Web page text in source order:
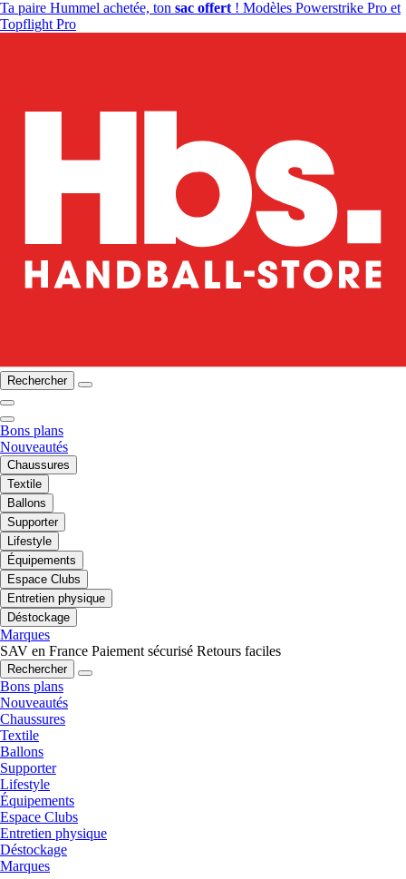
Ta paire Hummel achetée, ton sac offert ! Modèles Powerstrike Pro et
Topflight Pro
Rechercher
Bons plans
Nouveautés
Chaussures
Textile
Ballons
Supporter
Lifestyle
Équipements
Espace Clubs
Entretien physique
Déstockage
Marques
SAV en France Paiement sécurisé Retours faciles
Rechercher
Bons plans
Nouveautés
Chaussures
Textile
Ballons
Supporter
Lifestyle
Équipements
Espace Clubs
Entretien physique
Déstockage
Marques